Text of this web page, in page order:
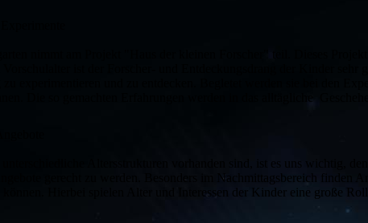
Die so gemachten Erfahrungen werden in das alltägliche
unterschiedliche Altersstrukturen vorhanden sind, ist es uns wichtig,
gerecht zu werden. Besonders im Nachmittagsbereich finden
können. Hierbei spielen Alter und Interessen der Kinder eine große